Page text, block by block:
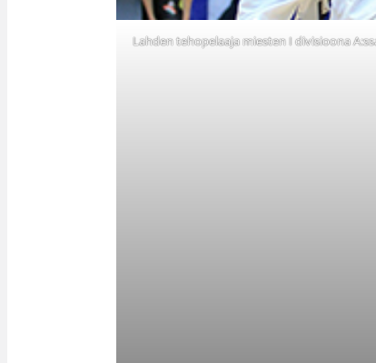
Lahden tehopelaaja miesten I divisioona